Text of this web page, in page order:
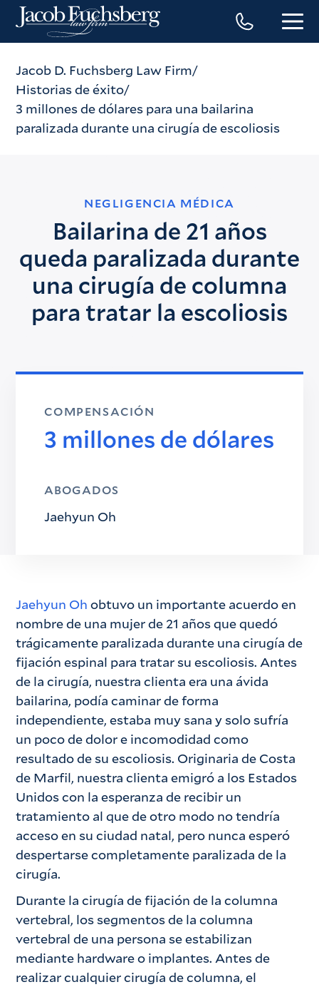
Jacob D. Fuchsberg Law Firm
Historias de éxito
3 millones de dólares para una bailarina
paralizada durante una cirugía de escoliosis
NEGLIGENCIA MÉDICA
Bailarina de 21 años
queda paralizada durante
una cirugía de columna
para tratar la escoliosis
COMPENSACIÓN
3 millones de dólares
ABOGADOS
Jaehyun Oh
Jaehyun Oh obtuvo un importante acuerdo en
nombre de una mujer de 21 años que quedó
trágicamente paralizada durante una cirugía de
fijación espinal para tratar su escoliosis. Antes
de la cirugía, nuestra clienta era una ávida
bailarina, podía caminar de forma
independiente, estaba muy sana y solo sufría
un poco de dolor e incomodidad como
resultado de su escoliosis. Originaria de Costa
de Marfil, nuestra clienta emigró a los Estados
Unidos con la esperanza de recibir un
tratamiento al que de otro modo no tendría
acceso en su ciudad natal, pero nunca esperó
despertarse completamente paralizada de la
cirugía.
Durante la cirugía de fijación de la columna
vertebral, los segmentos de la columna
vertebral de una persona se estabilizan
mediante hardware o implantes. Antes de
realizar cualquier cirugía de columna, el